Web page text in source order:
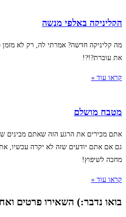
הקליניקה באלפי מנשה
מה קליניקה חדשה? אמרתי לה, רק לא מזמן
את עוברת?!?!
קראו עוד »
מטבח מושלם
אתם מכירים את הרגע הזה שאתם מבינים
גם אם אתם יודעים שזה לא יקרה עכשיו,
מחכה לשיפוץ!
קראו עוד »
בואו נדבר:) השאירו פרטים